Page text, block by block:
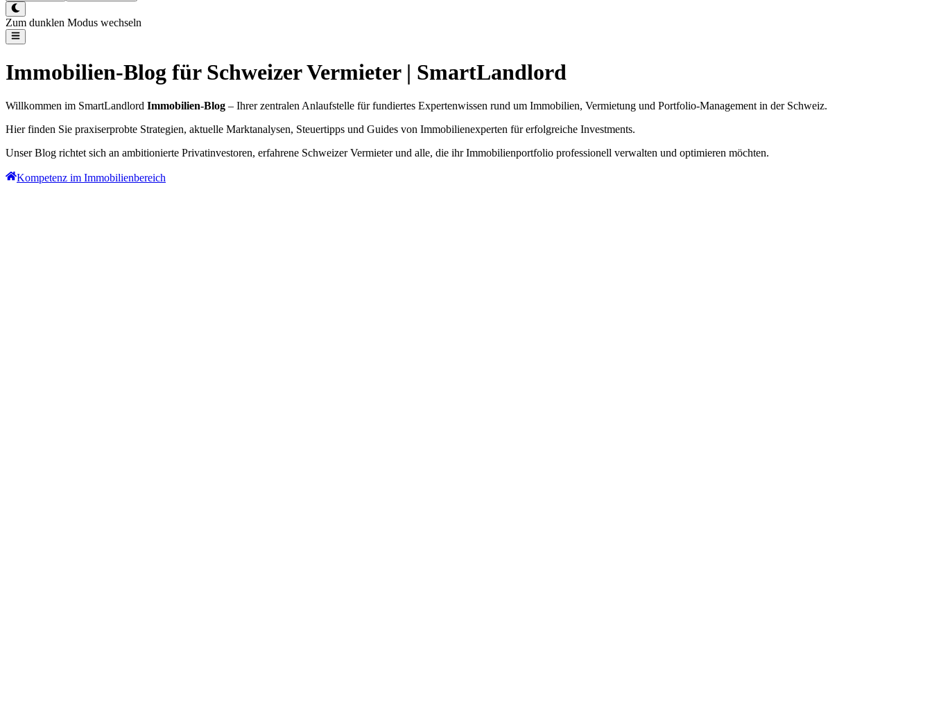
Zum dunklen Modus wechseln
Immobilien-Blog für Schweizer Vermieter | SmartLandlord
Willkommen im SmartLandlord Immobilien-Blog – Ihrer zentralen Anlaufstelle für fundiertes Expertenwissen rund um Immobilien, Vermietung und Portfolio-Management in der Schweiz.
Hier finden Sie praxiserprobte Strategien, aktuelle Marktanalysen, Steuertipps und Guides von Immobilienexperten für erfolgreiche Investments.
Unser Blog richtet sich an ambitionierte Privatinvestoren, erfahrene Schweizer Vermieter und alle, die ihr Immobilienportfolio professionell verwalten und optimieren möchten.
Kompetenz im Immobilienbereich